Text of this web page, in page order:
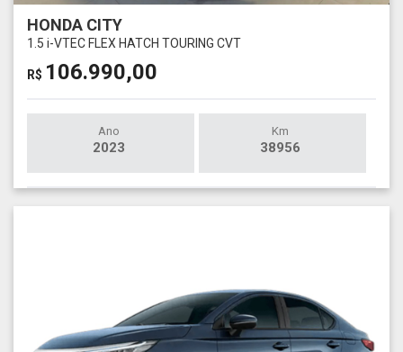
HONDA CITY
1.5 i-VTEC FLEX HATCH TOURING CVT
R$ 106.990,00
Ano
2023
Km
38956